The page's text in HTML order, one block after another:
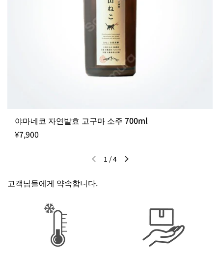
야마네코 자연발효 고구마 소주 700ml
¥7,900
이전 슬라이드다음 슬라이드
1 /4
고객님들에게 약속합니다.